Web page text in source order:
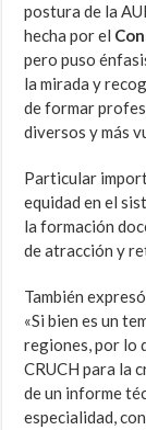
postura de la
hecha por el
pero puso
la mirada y
de formar
diversos y más
Particular
equidad en el
la formación
de atracción y
También
«Si bien es un
regiones, por lo
CRUCH para la
de un informe
especialidad,